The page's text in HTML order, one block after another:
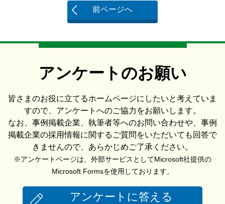
前ページへ
アンケートのお願い
皆さまのお役に立てるホームページにしたいと考えていま
すので、アンケートへのご協力をお願いします。
なお、事例掲載企業、執筆者等へのお問い合わせや、事例
掲載企業の採用情報に関するご質問をいただいても回答で
きませんので、あらかじめご了承ください。
※アンケートページは、外部サービスとしてMicrosoft社提供の
Microsoft Formsを使用しております。
アンケートに答える